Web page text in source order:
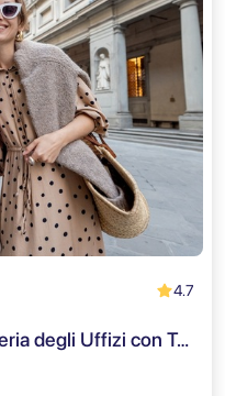
4.7
Firenze: Biglietto per la Galleria degli Uffizi con Tour Intimo in Piccolo Gruppo